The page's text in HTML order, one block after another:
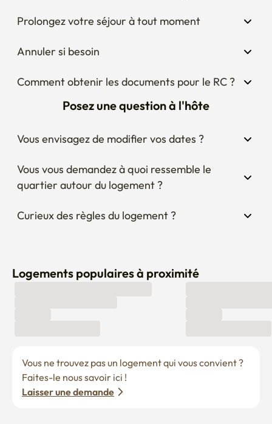
Prolongez votre séjour à tout moment
Annuler si besoin
Comment obtenir les documents pour le RC ?
Posez une question à l'hôte
Vous envisagez de modifier vos dates ?
Vous vous demandez à quoi ressemble le
quartier autour du logement ?
Curieux des règles du logement ?
Logements populaires à proximité
Vous ne trouvez pas un logement qui vous convient ?
Faites-le nous savoir ici !
Laisser une demande